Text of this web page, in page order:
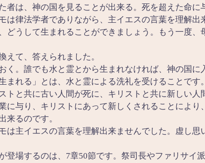
者は、神の国を見ることが出来る。死を超えた命に
律法学者でありながら、主イエスの言葉を理解出
どうして生まれることができましょう。もう一度
て、答えられました。
く。誰でも水と霊とから生まれなければ、神の国に
まれる」とは、水と霊による洗礼を受けることです
トと共に古い人間が死に、キリストと共に新しい
に与り、キリストにあって新しくされることによ
来るのです。
主イエスの言葉を理解出来ませんでした。虚し思
登場するのは、7章50節です。祭司長やファリサイ